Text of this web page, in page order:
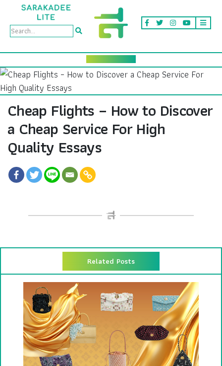
Cheap Flights – How to Discover
a Cheap Service For High
Quality Essays
Related Posts